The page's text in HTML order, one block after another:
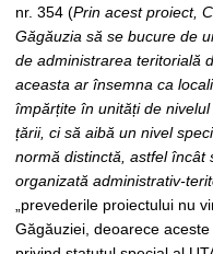
nr. 354 (Prin acest proiect,
Găgăuzia să se bucure de
de administrarea teritorială
aceasta ar însemna ca
împărțite în unități de
țării, ci să aibă un nivel
normă distinctă, astfel încât
organizată administrativ-
„prevederile proiectului nu
Găgăuziei, deoarece